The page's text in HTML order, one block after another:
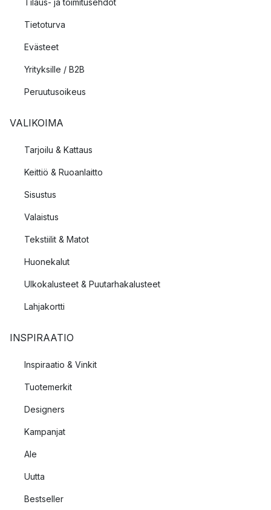
Tilaus- ja toimitusehdot
Tietoturva
Evästeet
Yrityksille / B2B
Peruutusoikeus
VALIKOIMA
Tarjoilu & Kattaus
Keittiö & Ruoanlaitto
Sisustus
Valaistus
Tekstiilit & Matot
Huonekalut
Ulkokalusteet & Puutarhakalusteet
Lahjakortti
INSPIRAATIO
Inspiraatio & Vinkit
Tuotemerkit
Designers
Kampanjat
Ale
Uutta
Bestseller